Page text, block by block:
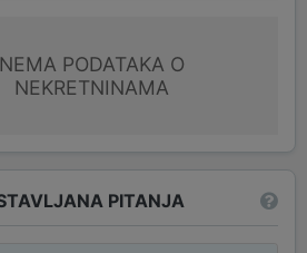
NEMA PODATAKA O
NEKRETNINAMA
PITANJA